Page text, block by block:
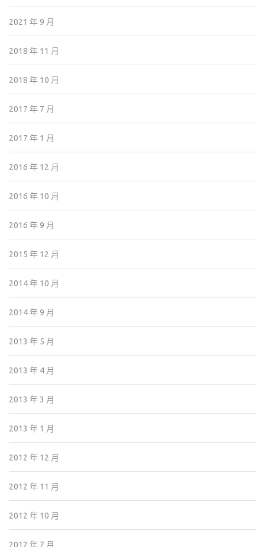
2021 年 9 月
2018 年 11 月
2018 年 10 月
2017 年 7 月
2017 年 1 月
2016 年 12 月
2016 年 10 月
2016 年 9 月
2015 年 12 月
2014 年 10 月
2014 年 9 月
2013 年 5 月
2013 年 4 月
2013 年 3 月
2013 年 1 月
2012 年 12 月
2012 年 11 月
2012 年 10 月
2012 年 7 月